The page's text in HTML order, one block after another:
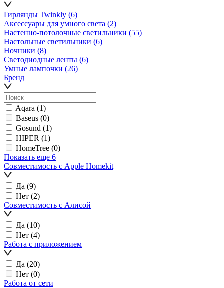
Гирлянды Twinkly (6)
Аксессуары для умного света (2)
Настенно-потолочные светильники (55)
Настольные светильники (6)
Ночники (8)
Светодиодные ленты (6)
Умные лампочки (26)
Бренд
Aqara (1)
Baseus (0)
Gosund (1)
HIPER (1)
HomeTree (0)
Показать еще 6
Совместимость с Apple Homekit
Да (9)
Нет (2)
Совместимость с Алисой
Да (10)
Нет (4)
Работа с приложением
Да (20)
Нет (0)
Работа от сети